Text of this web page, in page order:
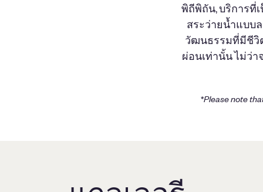
พิถีพิถัน, บริการที่
สระว่ายน้ำแบบ
วัฒนธรรมที่มีชีวิ
ผ่อนเท่านั้น ไม่ว่
*Please note